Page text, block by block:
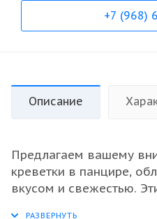
+7 (968)
Описание
Предлагаем вашему
креветки в панцире,
вкусом и свежестью.